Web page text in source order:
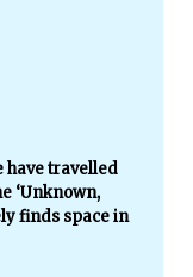
have travelled
‘Unknown,
finds space in